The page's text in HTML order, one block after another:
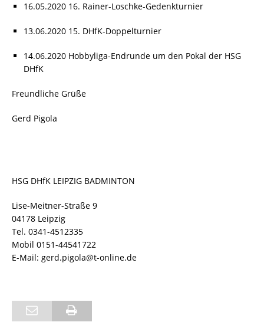
16.05.2020 16. Rainer-Loschke-Gedenkturnier
13.06.2020 15. DHfK-Doppelturnier
14.06.2020 Hobbyliga-Endrunde um den Pokal der HSG
DHfK
Freundliche Grüße
Gerd Pigola
HSG DHfK LEIPZIG BADMINTON
Lise-Meitner-Straße 9
04178 Leipzig
Tel. 0341-4512335
Mobil 0151-44541722
E-Mail: gerd.pigola@t-online.de